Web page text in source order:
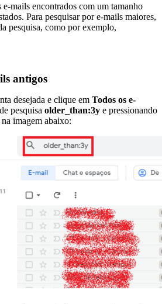
mails encontrados com um tamanho
Para pesquisar por e-mails maiores,
pesquisa, como por exemplo,
antigos
desejada e clique em Todos os e-
pesquisa older_than:3y e pressionando
imagem abaixo: